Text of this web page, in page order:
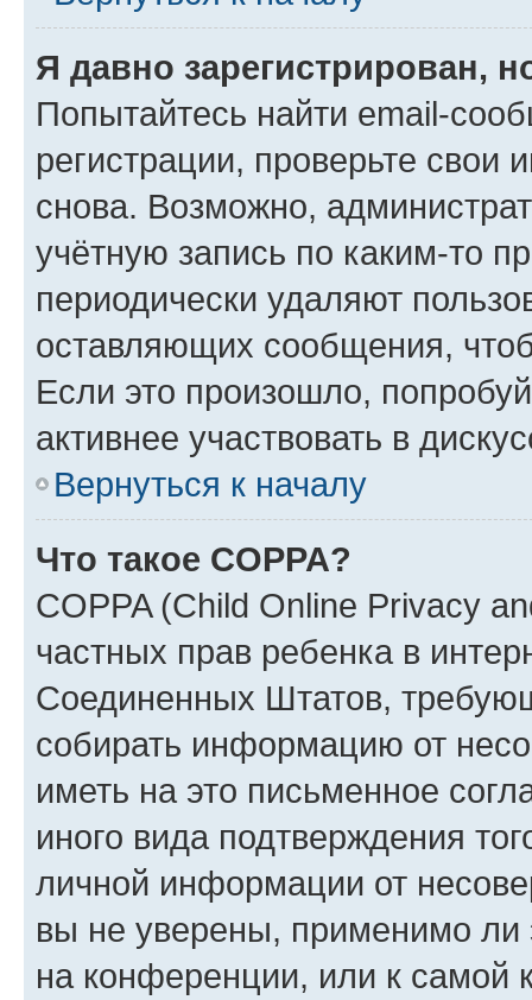
Я давно зарегистрирован,
Попытайтесь найти email-
регистрации, проверьте свои
снова. Возможно,
учётную запись по каким-то
периодически удаляют
оставляющих сообщения,
Если это произошло,
активнее участвовать в
Вернуться к началу
Что такое COPPA?
COPPA (Child Online Privacy
частных прав ребенка в
Соединенных Штатов,
собирать информацию от
иметь на это письменное
иного вида подтверждения
личной информации от
вы не уверены, применимо ли
на конференции, или к самой